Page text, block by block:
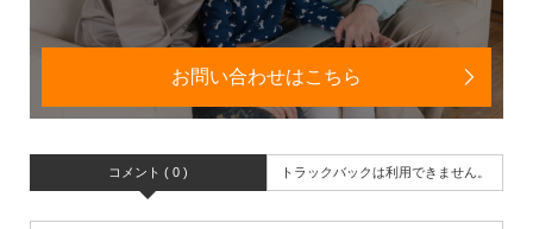
お問い合わせはこちら
コメント ( 0 ) トラックバックは利用できません。